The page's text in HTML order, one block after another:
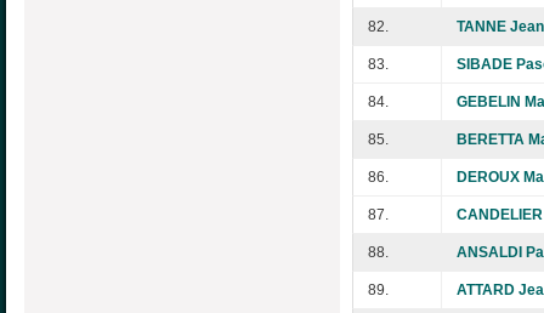
82. TANNE
83. SIBADE
84. GEBELIN
85. BERETTA
86. DEROUX
87.
88. ANSALDI
89. ATTARD